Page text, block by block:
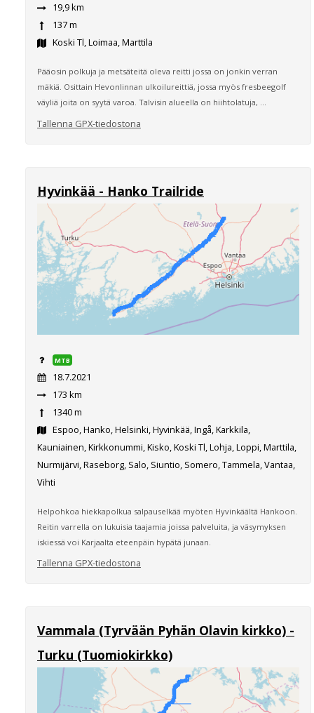
19,9 km
137 m
Koski Tl, Loimaa, Marttila
Pääosin polkuja ja metsäteitä oleva reitti jossa on jonkin verran
mäkiä. Osittain Hevonlinnan ulkoilureittiä, jossa myös fresbeegolf
väyliä joita on syytä varoa. Talvisin alueella on hiihtolatuja, ...
Tallenna GPX-tiedostona
Hyvinkää - Hanko Trailride
MTB
18.7.2021
173 km
1340 m
Espoo, Hanko, Helsinki, Hyvinkää, Ingå, Karkkila,
Kauniainen, Kirkkonummi, Kisko, Koski Tl, Lohja, Loppi, Marttila,
Nurmijärvi, Raseborg, Salo, Siuntio, Somero, Tammela, Vantaa,
Vihti
Helpohkoa hiekkapolkua salpauselkää myöten Hyvinkäältä Hankoon.
Reitin varrella on lukuisia taajamia joissa palveluita, ja väsymyksen
iskiessä voi Karjaalta eteenpäin hypätä junaan.
Tallenna GPX-tiedostona
Vammala (Tyrvään Pyhän Olavin kirkko) -
Turku (Tuomiokirkko)